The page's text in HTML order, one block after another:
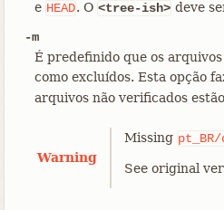
e HEAD. O <tree-ish> deve
-m
É predefinido que os
como excluídos. Esta opção
arquivos não verificados
Warning
Missing
See original